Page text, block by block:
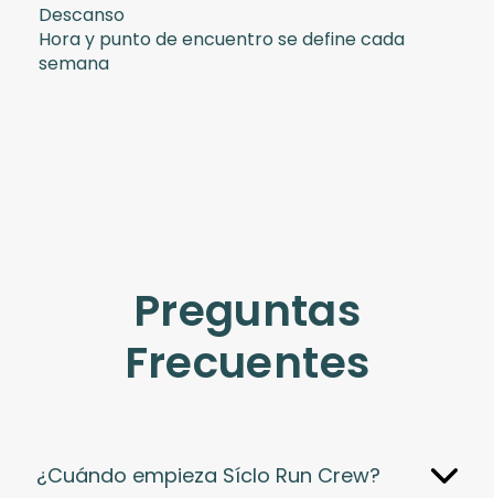
Descanso
Hora y punto de encuentro se define cada
semana
Preguntas
Frecuentes
¿Cuándo empieza Síclo Run Crew?